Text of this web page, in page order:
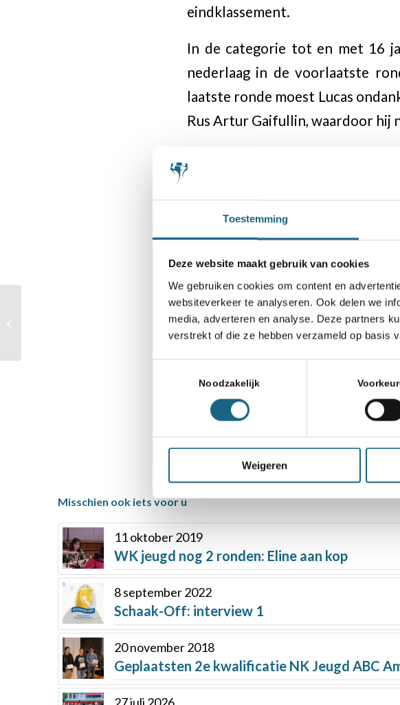
Toestemming
Deze website maakt gebruik van cookies
We gebruiken cookies om content en
websiteverkeer te analyseren. Ook delen we
media, adverteren en analyse. Deze partners
verstrekt of die ze hebben verzameld op basis
Noodzakelijk
Weigeren
eindklassement.
In de categorie tot en met 16
nederlaag in de voorlaatste
laatste ronde moest Lucas
Rus Artur Gaifullin, waardoor hij
september. In zes
Europese titels te vergeven.
deelnemers.
Categorie
Bondsnieuws
Deel dit stuk
Misschien ook iets voor u
11 oktober 2019
WK jeugd nog 2 ronden: Eline aan kop
8 september 2022
Schaak-Off: interview 1
20 november 2018
Geplaatsten 2e kwalificatie NK Jeugd ABC